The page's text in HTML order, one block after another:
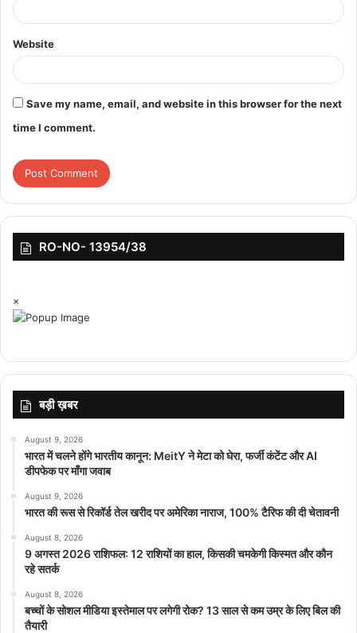
Website
Save my name, email, and website in this browser for the next
time I comment.
RO-NO- 13954/38
×
बड़ी ख़बर
August 9, 2026
भारत में चलने होंगे भारतीय कानून: MeitY ने मेटा को घेरा, फर्जी कंटेंट और AI
डीपफेक पर माँगा जवाब
August 9, 2026
भारत की रूस से रिकॉर्ड तेल खरीद पर अमेरिका नाराज, 100% टैरिफ की दी चेतावनी
August 8, 2026
9 अगस्त 2026 राशिफल: 12 राशियों का हाल, किसकी चमकेगी किस्मत और कौन
रहे सतर्क
August 8, 2026
बच्चों के सोशल मीडिया इस्तेमाल पर लगेगी रोक? 13 साल से कम उम्र के लिए बिल की
तैयारी